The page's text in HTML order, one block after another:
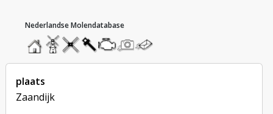
homemolendatabase
roedendatabase
assendatabase
motorendatabase
stuur
een
foto
stuur
een
bericht
plaats
Zaandijk